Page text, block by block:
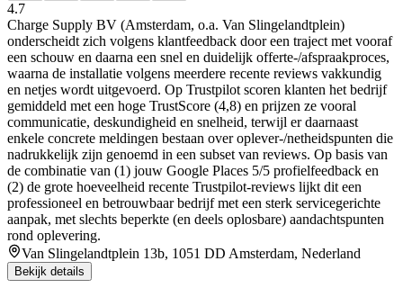
4.7
Charge Supply BV (Amsterdam, o.a. Van Slingelandtplein)
onderscheidt zich volgens klantfeedback door een traject met vooraf
een schouw en daarna een snel en duidelijk offerte-/afspraakproces,
waarna de installatie volgens meerdere recente reviews vakkundig
en netjes wordt uitgevoerd. Op Trustpilot scoren klanten het bedrijf
gemiddeld met een hoge TrustScore (4,8) en prijzen ze vooral
communicatie, deskundigheid en snelheid, terwijl er daarnaast
enkele concrete meldingen bestaan over oplever-/netheidspunten die
na­drukkelijk zijn genoemd in een subset van reviews. Op basis van
de combinatie van (1) jouw Google Places 5/5 profielfeedback en
(2) de grote hoeveelheid recente Trustpilot-reviews lijkt dit een
professioneel en betrouwbaar bedrijf met een sterk servicegerichte
aanpak, met slechts beperkte (en deels oplosbare) aandachtspunten
rond oplevering.
Van Slingelandtplein 13b, 1051 DD Amsterdam, Nederland
Bekijk details